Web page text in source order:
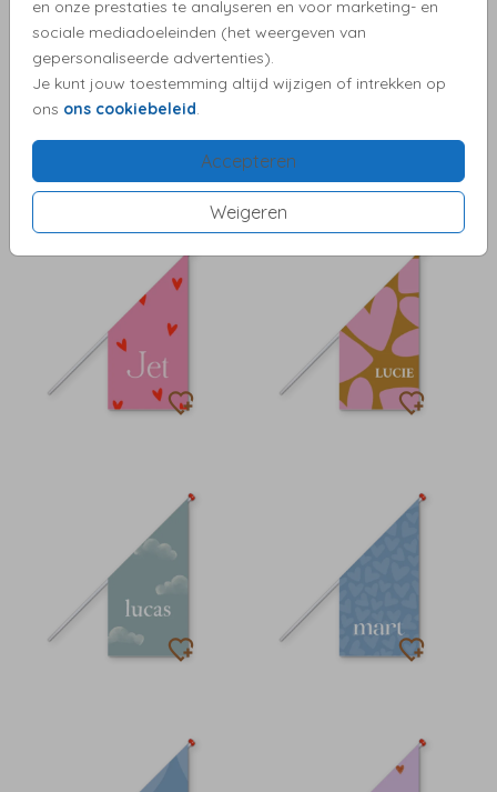
en onze prestaties te analyseren en voor marketing- en
sociale mediadoeleinden (het weergeven van
gepersonaliseerde advertenties).
Je kunt jouw toestemming altijd wijzigen of intrekken op
ons ons cookiebeleid
Accepteren
Weigeren